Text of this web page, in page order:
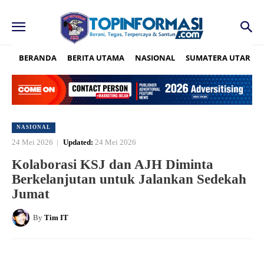
BERANDA BERITA UTAMA NASIONAL SUMATERA UTARA
NASIONAL
24 Mei 2026 Updated: 24 Mei 2026
Kolaborasi KSJ dan AJH Diminta
Berkelanjutan untuk Jalankan Sedekah
Jumat
By Tim IT